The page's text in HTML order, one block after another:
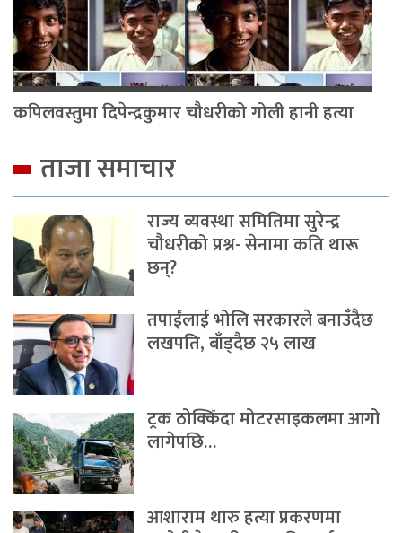
कपिलवस्तुमा दिपेन्द्रकुमार चौधरीको गोली हानी हत्या
ताजा समाचार
राज्य व्यवस्था समितिमा सुरेन्द्र
चौधरीको प्रश्न- सेनामा कति थारू
छन्?
तपाईंलाई भोलि सरकारले बनाउँदैछ
लखपति, बाँड्दैछ २५ लाख
ट्रक ठोक्किँदा मोटरसाइकलमा आगो
लागेपछि…
आशाराम थारु हत्या प्रकरणमा